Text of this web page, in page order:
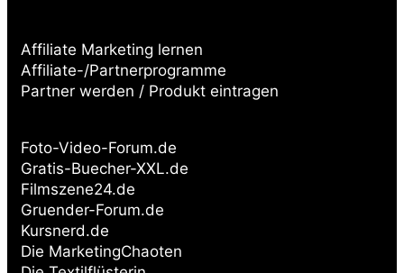
Affiliate Marketing lernen
Affiliate-/Partnerprogramme
Partner werden / Produkt eintragen
Foto-Video-Forum.de
Gratis-Buecher-XXL.de
Filmszene24.de
Gruender-Forum.de
Kursnerd.de
Die MarketingChaoten